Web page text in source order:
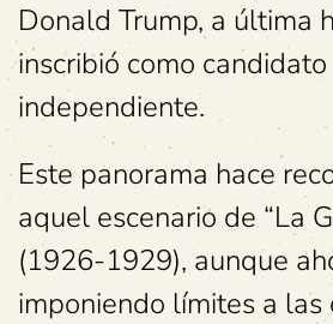
Donald Trump, a última
inscribió como candidato
independiente.
Este panorama hace
aquel escenario de “La
(1926-1929), aunque
imponiendo límites a las